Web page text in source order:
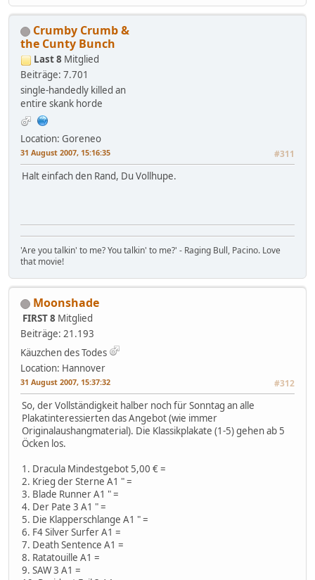
Crumby Crumb &
the Cunty Bunch
Last 8 Mitglied
Beiträge: 7.701
single-handedly killed an
entire skank horde
Location: Goreneo
31 August 2007, 15:16:35 #311
Halt einfach den Rand, Du Vollhupe.
'Are you talkin' to me? You talkin' to me?' - Raging Bull, Pacino. Love
that movie!
Moonshade
FIRST 8 Mitglied
Beiträge: 21.193
Käuzchen des Todes
Location: Hannover
31 August 2007, 15:37:32 #312
So, der Vollständigkeit halber noch für Sonntag an alle
Plakatinteressierten das Angebot (wie immer
Originalaushangmaterial). Die Klassikplakate (1-5) gehen ab 5
Öcken los.
1. Dracula Mindestgebot 5,00 € =
2. Krieg der Sterne A1 " =
3. Blade Runner A1 " =
4. Der Pate 3 A1 " =
5. Die Klapperschlange A1 " =
6. F4 Silver Surfer A1 =
7. Death Sentence A1 =
8. Ratatouille A1 =
9. SAW 3 A1 =